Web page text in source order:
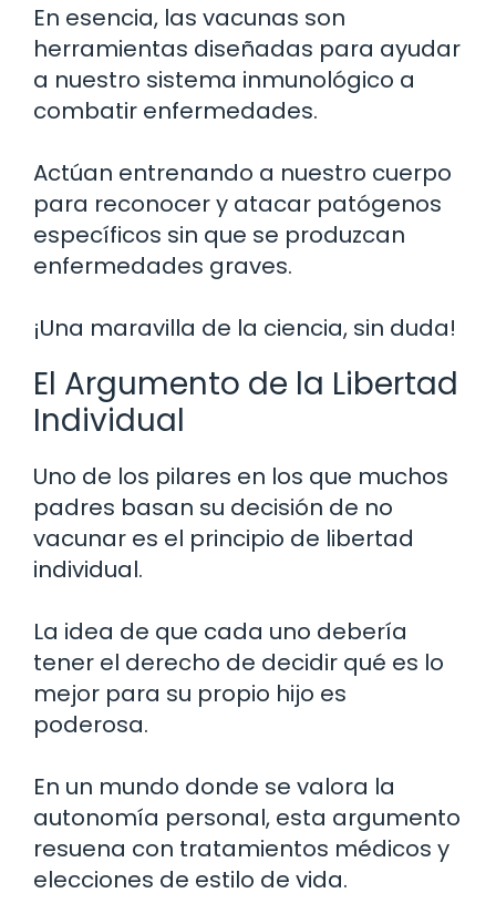
En esencia, las vacunas son
herramientas diseñadas para ayudar
a nuestro sistema inmunológico a
combatir enfermedades.
Actúan entrenando a nuestro cuerpo
para reconocer y atacar patógenos
específicos sin que se produzcan
enfermedades graves.
¡Una maravilla de la ciencia, sin duda!
El Argumento de la Libertad
Individual
Uno de los pilares en los que muchos
padres basan su decisión de no
vacunar es el principio de libertad
individual.
La idea de que cada uno debería
tener el derecho de decidir qué es lo
mejor para su propio hijo es
poderosa.
En un mundo donde se valora la
autonomía personal, esta argumento
resuena con tratamientos médicos y
elecciones de estilo de vida.